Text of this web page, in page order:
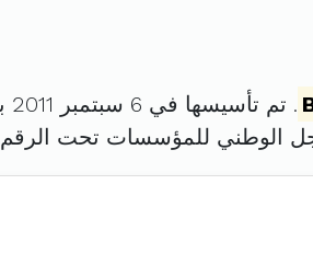
. تم تأسيسها في 6 سبتمبر 2011 برأس مال قدره
الوطني للمؤسسات تحت الرقم